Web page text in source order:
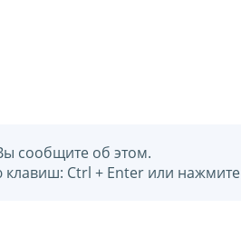
сообщите об этом.
Ctrl + Enter или нажмите